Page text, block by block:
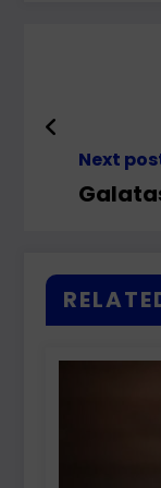
Next